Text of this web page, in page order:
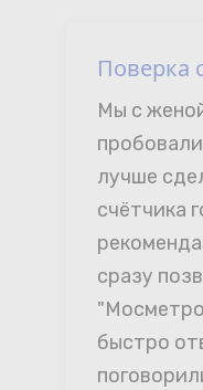
Поверка
Мы с
лучше
счётчика
сразу
быстро